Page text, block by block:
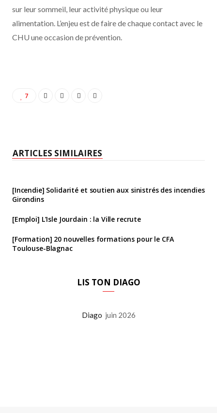
sur leur sommeil, leur activité physique ou leur
alimentation. L’enjeu est de faire de chaque contact avec le
CHU une occasion de prévention.
7
ARTICLES SIMILAIRES
[Incendie] Solidarité et soutien aux sinistrés des incendies
Girondins
[Emploi] L’Isle Jourdain : la Ville recrute
[Formation] 20 nouvelles formations pour le CFA
Toulouse-Blagnac
LIS TON DIAGO
Diago juin 2026